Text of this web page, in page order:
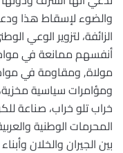
والضوء لإسقاط هذا
الزائفة، لتزوير الوعي
أنفسهم ممانعة في
مولاة, ومقاومة في
ومؤامرات سياسية
خراب تلو خراب، صناعة
المحرمات الوطنية
بين الجيران والخلان